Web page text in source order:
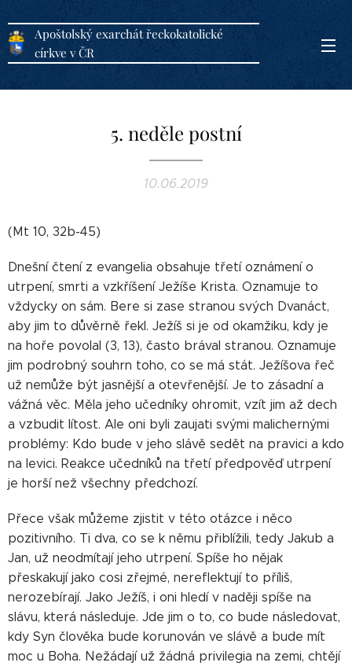
Apoštolský exarchát řeckokatolické
církve v ČR
5. neděle postní
10.06.2019
(Mt 10, 32b-45)
Dnešní čtení z evangelia obsahuje třetí oznámení o
utrpení, smrti a vzkříšení Ježíše Krista. Oznamuje to
vždycky on sám. Bere si zase stranou svých Dvanáct,
aby jim to důvěrně řekl. Ježíš si je od okamžiku, kdy je
na hoře povolal (3, 13), často brával stranou. Oznamuje
jim podrobný souhrn toho, co se má stát. Ježíšova řeč
už nemůže být jasnější a otevřenější. Je to zásadní a
vážná věc. Měla jeho učedníky ohromit, vzít jim až dech
a vzbudit lítost. Ale oni byli zaujati svými malichernými
problémy: Kdo bude v jeho slávě sedět na pravici a kdo
na levici. Reakce učedníků na třetí předpověď utrpení
je horší než všechny předchozí.
Přece však můžeme zjistit v této otázce i něco
pozitivního. Ti dva, co se k němu přiblížili, tedy Jakub a
Jan, už neodmítají jeho utrpení. Spíše ho nějak
přeskakují jako cosi zřejmé, nereflektují to příliš,
nerozebírají. Jako Ježíš, i oni hledí v naději spíše na
slávu, která následuje. Jde jim o to, co bude následovat,
kdy Syn člověka bude korunován ve slávě a bude mít
moc u Boha. Nežádají už žádná privilegia na zemi, chtějí